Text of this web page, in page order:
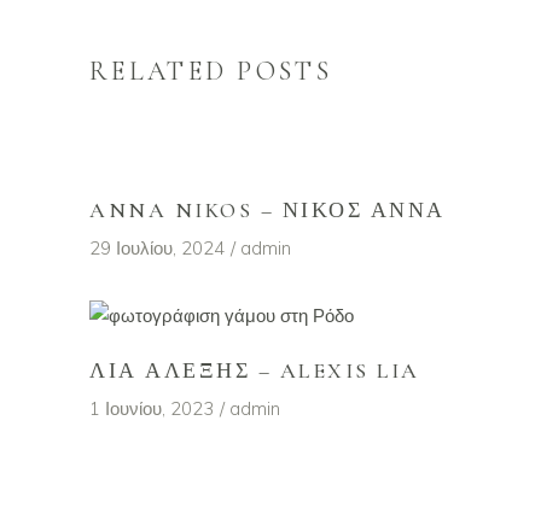
RELATED POSTS
ANNA NIKOS – ΝΊΚΟΣ ΆΝΝΑ
29 Ιουλίου, 2024 admin
ΛΙΑ ΑΛΈΞΗΣ – ALEXIS LIA
1 Ιουνίου, 2023 admin